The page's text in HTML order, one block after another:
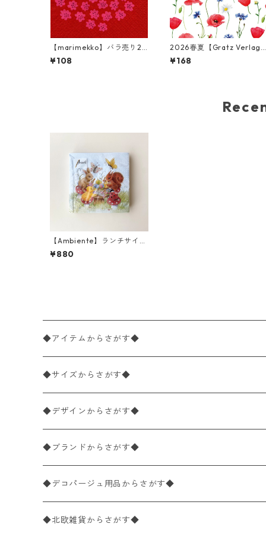
【marimekko】バラ売り2
枚 カクテルサイズ ペーパー
ナプキン PUKETTI レッド×
¥108
2026春夏【Gratz Verlag
バラ売り2枚 カクテルサイ
ペーパーナプキン
¥168
【Ambiente】ランチサイズ
ペーパーナプキン Painting
Class ブルー 20枚入り
¥880
◆アイテムからさがす◆
ペーパーナプキン2枚バラ売り
ペーパーナプキン1枚バラ売り
ペーパーナプキン20枚入りパック
ペーパーナプキン10枚入りパック
ライスペーパー
◆サイズからさがす◆
33×33cm（ランチサイズ）
バラ売り
パック売り
25×25cm（カクテルサイズ）
バラ売り
パック売り
40×40cm（ディナーサイズ）
バラ売り
21×21cm（ポケットサイズ）
◆デザインからさがす◆
花柄
植物・グリーン柄
動物・鳥・昆虫・蝶柄
◆ブランドからさがす◆
ドイツ製 IHR/イア
ランチサイズ
ドイツ製 Ambiente/アンビエンテ
◆デコパージュ用品からさがす◆
デコパージュ液
◆北欧雑貨からさがす◆